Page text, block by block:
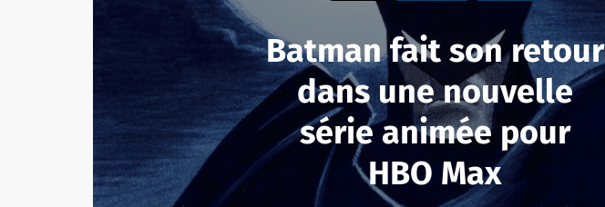
Batman fait son retour
dans une nouvelle
série animée pour
HBO Max